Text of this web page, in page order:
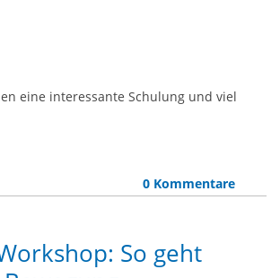
eine interessante Schulung und viel
0 Kommentare
So geht